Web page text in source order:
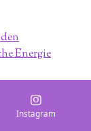
Energie
Instagram